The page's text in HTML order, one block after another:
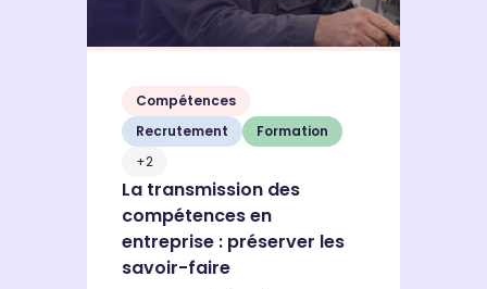
Compétences
Recrutement
Formation
+2
La transmission des
compétences en
entreprise : préserver les
savoir-faire